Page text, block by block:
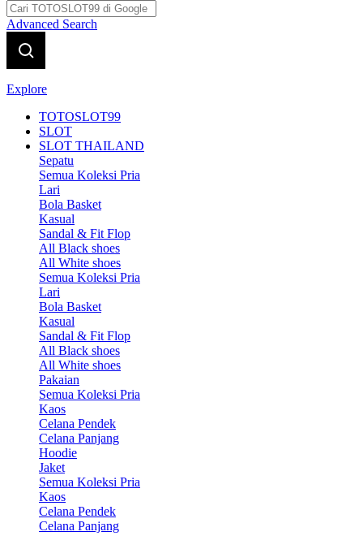
Advanced Search
Explore
TOTOSLOT99
SLOT
SLOT THAILAND
Sepatu
Semua Koleksi Pria
Lari
Bola Basket
Kasual
Sandal & Fit Flop
All Black shoes
All White shoes
Semua Koleksi Pria
Lari
Bola Basket
Kasual
Sandal & Fit Flop
All Black shoes
All White shoes
Pakaian
Semua Koleksi Pria
Kaos
Celana Pendek
Celana Panjang
Hoodie
Jaket
Semua Koleksi Pria
Kaos
Celana Pendek
Celana Panjang